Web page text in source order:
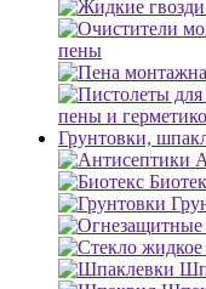
пены
пены и
Грунтовки,